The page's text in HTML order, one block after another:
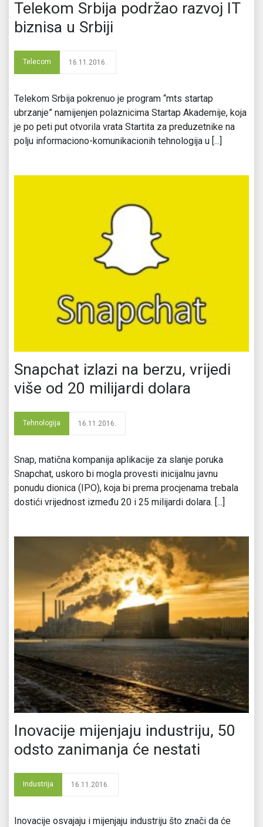
Telekom Srbija podržao razvoj IT
biznisa u Srbiji
Telecom 16.11.2016.
Telekom Srbija pokrenuo je program “mts startap
ubrzanje” namijenjen polaznicima Startap Akademije, koja
je po peti put otvorila vrata Startita za preduzetnike na
polju informaciono-komunikacionih tehnologija u [...]
Snapchat izlazi na berzu, vrijedi
više od 20 milijardi dolara
Tehnologija 16.11.2016.
Snap, matična kompanija aplikacije za slanje poruka
Snapchat, uskoro bi mogla provesti inicijalnu javnu
ponudu dionica (IPO), koja bi prema procjenama trebala
dostići vrijednost između 20 i 25 milijardi dolara. [...]
Inovacije mijenjaju industriju, 50
odsto zanimanja će nestati
Industrija 16.11.2016.
Inovacije osvajaju i mijenjaju industriju što znači da će